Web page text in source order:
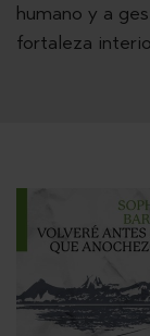
humano y a
fortaleza